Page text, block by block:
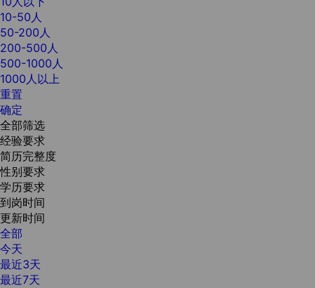
10-50人
50-200人
200-500人
500-1000人
1000人以上
重置
确定
全部筛选
经验要求
简历完整度
性别要求
学历要求
到岗时间
更新时间
全部
今天
最近3天
最近7天